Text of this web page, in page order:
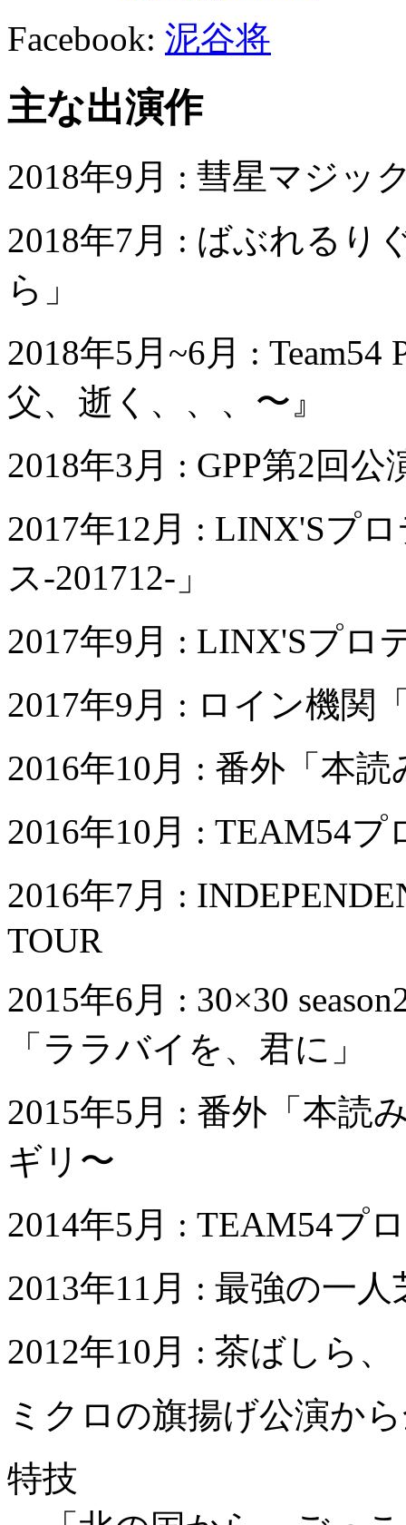
Facebook: 泥谷将
主な出演作
2018年9月 : 彗星マジッ
2018年7月 : ばぶれるり
ら」
2018年5月~6月 : Team54
父、逝く、、、〜』
2018年3月 : GPP第2回
2017年12月 : LINX'Sプ
ス-201712-」
2017年9月 : LINX'Sプロ
2017年9月 : ロイン機関
2016年10月 : 番外「本
2016年10月 : TEAM54
2016年7月 :
TOUR
2015年6月 : 30×30
「ララバイを、君に」
2015年5月 : 番外「本読
ギリ〜
2014年5月 : TEAM54プ
2013年11月 : 最強の一
2012年10月 : 茶ばしら
ミクロの旗揚げ公演か
特技